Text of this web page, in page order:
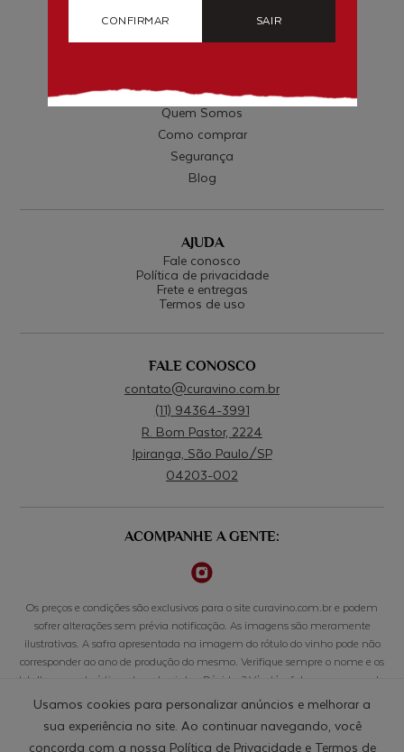
CONFIRMAR
SAIR
Usamos cookies para personalizar anúncios e melhorar a
sua experiência no site. Ao continuar navegando, você
concorda com a nossa Política de Privacidadee Termos de
INSTITUCIONAL
Quem Somos
Como comprar
Segurança
Blog
AJUDA
Fale conosco
Política de privacidade
Frete e entregas
Termos de uso
FALE CONOSCO
contato@curavino.com.br
(11) 94364-3991
R. Bom Pastor, 2224
Ipiranga, São Paulo/SP
04203-002
ACOMPANHE A GENTE:
Os preços e condições são exclusivos para o site curavino.com.br e podem
sofrer alterações sem prévia notificação. As imagens são meramente
ilustrativas. A safra apresentada na imagem do rótulo do vinho pode não
corresponder ao ano de produção do mesmo. Verifique sempre o nome e os
detalhes características de cada vinho. Dúvidas? Vá até o fale conosco para ter
acesso aos canais de comunicação. Beba com responsabilidade. Se beber não
dirija. A venda de bebidas alcoólicas é proibida para menores de 18 anos.
© CURAVINO COMERCIO DE BEBIDAS LTDA - 50.033.803/0001-10 - RUA BOM PASTOR, 2224, CONJ